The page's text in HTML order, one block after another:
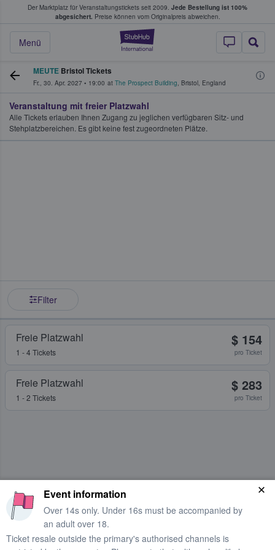
Der Marktplatz für Veranstaltungstickets seit 2009. Jede Bestellung ist 100%
abgesichert. Preise können vom Originalpreis abweichen.
StubHub - Wo
Menü
Tickets kaufen & verkaufen
MEUTE Bristol Tickets
Fr., 30. Apr. 2027 • 19:00 at The Prospect Building, Bristol, England
Veranstaltung mit freier Platzwahl
Alle Tickets erlauben Ihnen Zugang zu jeglichen verfügbaren Sitz- und
Stehplatzbereichen. Es gibt keine fest zugeordneten Plätze.
Filter
Freie Platzwahl
1 - 4 Tickets
$ 154
pro Ticket
Freie Platzwahl
1 - 2 Tickets
$ 283
pro Ticket
Event information
Over 14s only. Under 16s must be accompanied by
an adult over 18.
Ticket resale outside the primary's authorised channels is